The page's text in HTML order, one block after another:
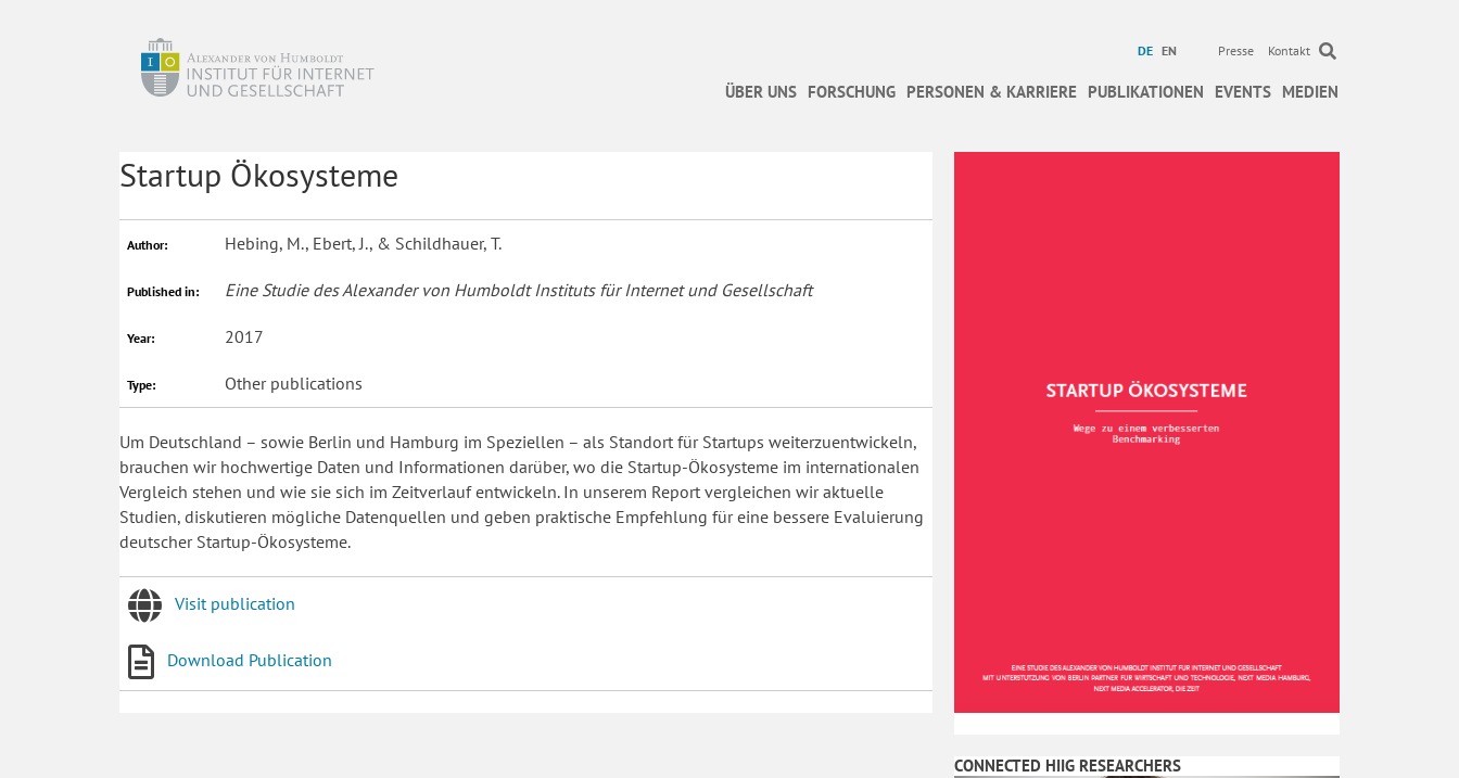
DE EN Presse Kontakt
ÜBER UNS FORSCHUNG PERSONEN & KARRIERE PUBLIKATIONEN EVENTS MEDIEN
Startup Ökosysteme
Author: Hebing, M., Ebert, J., & Schildhauer, T.
Published in: Eine Studie des Alexander von Humboldt Instituts für Internet und Gesellschaft
Year: 2017
Type: Other publications
Um Deutschland – sowie Berlin und Hamburg im Speziellen – als Standort für Startups weiterzuentwickeln,
brauchen wir hochwertige Daten und Informationen darüber, wo die Startup-Ökosysteme im internationalen
Vergleich stehen und wie sie sich im Zeitverlauf entwickeln. In unserem Report vergleichen wir aktuelle
Studien, diskutieren mögliche Datenquellen und geben praktische Empfehlung für eine bessere Evaluierung
deutscher Startup-Ökosysteme.
Visit publication
Download Publication
CONNECTED HIIG RESEARCHERS